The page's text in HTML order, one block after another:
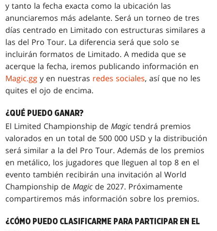
y tanto la fecha exacta como la ubicación las
anunciaremos más adelante. Será un torneo de tres
días centrado en Limitado con estructuras similares a
las del Pro Tour. La diferencia será que solo se
incluirán formatos de Limitado. A medida que se
acerque la fecha, iremos publicando información en
Magic.gg y en nuestras redes sociales, así que no les
quites el ojo de encima.
¿QUÉ PUEDO GANAR?
El Limited Championship deMagic tendrá premios
valorados en un total de 500 000 USD y la distribución
será similar a la del Pro Tour. Además de los premios
en metálico, los jugadores que lleguen al top 8 en el
evento también recibirán una invitación al World
Championship deMagic de 2027. Próximamente
compartiremos más información sobre los premios.
¿CÓMO PUEDO CLASIFICARME PARA PARTICIPAR EN EL